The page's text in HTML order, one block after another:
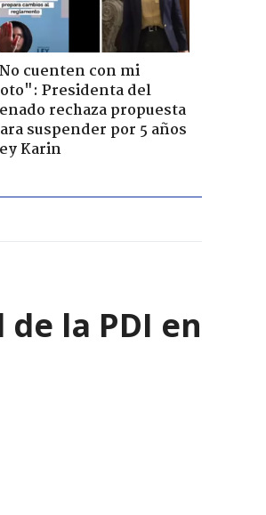
cuenten con mi
Presidenta del
rechaza propuesta
suspender por 5 años
Karin
la PDI en